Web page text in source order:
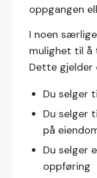
oppgangen
I noen
mulighet til å
Dette gjelder
Du selger
Du selger
på
Du selger
oppføring